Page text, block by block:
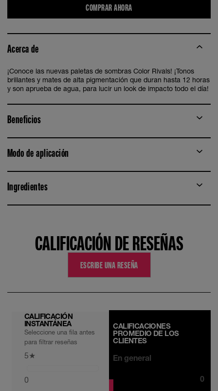
COMPRAR AHORA
Acerca de
¡Conoce las nuevas paletas de sombras Color Rivals! ¡Tonos
brillantes y mates de alta pigmentación que duran hasta 12 horas
y son aprueba de agua, para lucir un look de impacto todo el día!
Beneficios
Modo de aplicación
Ingredientes
CALIFICACIÓN DE RESEÑAS
ESCRIBE UNA RESEÑA
CALIFICACIÓN
INSTANTÁNEA
Seleccione una fila antes
para filtrar reseñas
5★
0
CALIFICACIONES
PROMEDIO DE LOS
CLIENTES
En general
0